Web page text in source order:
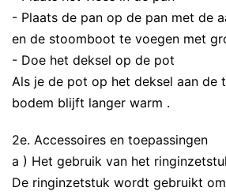
- Plaats de pan op de pan met de
en de stoomboot te voegen met
- Doe het deksel op de pot
Als je de pot op het deksel aan de
bodem blijft langer warm .
2e. Accessoires en toepassingen
a ) Het gebruik van het
De ringinzetstuk wordt gebruikt